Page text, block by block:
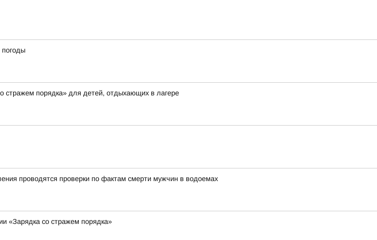
погоды
стражем порядка» для детей, отдыхающих в лагере
проводятся проверки по фактам смерти мужчин в водоемах
«Зарядка со стражем порядка»